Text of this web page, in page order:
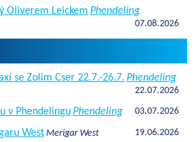
Oliverem Leickem Phendeling
07.08.2026
se Zolim Cser 22.7.-26.7. Phendeling
22.07.2026
v PhendelinguPhendeling 03.07.2026
West Merigar West 19.06.2026